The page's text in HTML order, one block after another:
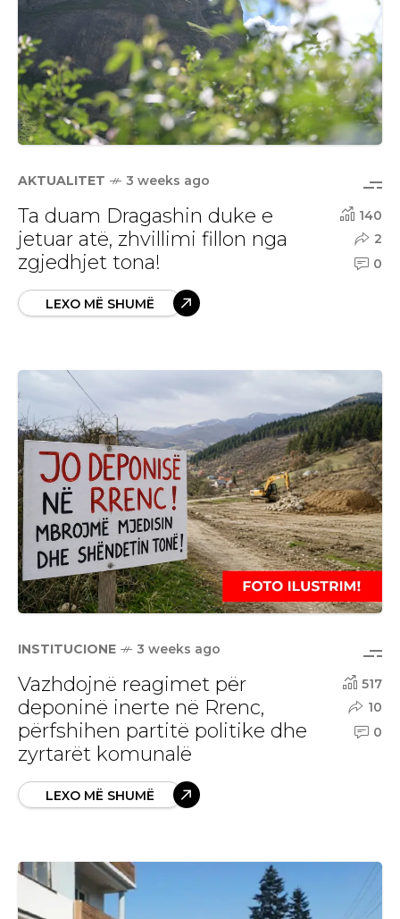
AKTUALITET 3 weeks ago
Ta duam Dragashin duke e
jetuar atë, zhvillimi fillon nga
zgjedhjet tona!
LEXO MË SHUMË
140
2
0
INSTITUCIONE 3 weeks ago
Vazhdojnë reagimet për
deponinë inerte në Rrenc,
përfshihen partitë politike dhe
zyrtarët komunalë
LEXO MË SHUMË
517
10
0